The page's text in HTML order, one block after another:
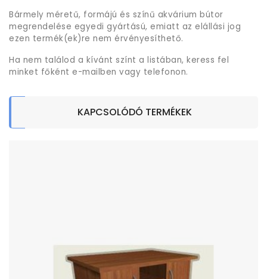
Bármely méretű, formájú és színű akvárium bútor
megrendelése egyedi gyártású, emiatt az elállási jog
ezen termék(ek)re nem érvényesíthető.
Ha nem találod a kívánt színt a listában, keress fel
minket főként e-mailben vagy telefonon.
KAPCSOLÓDÓ TERMÉKEK